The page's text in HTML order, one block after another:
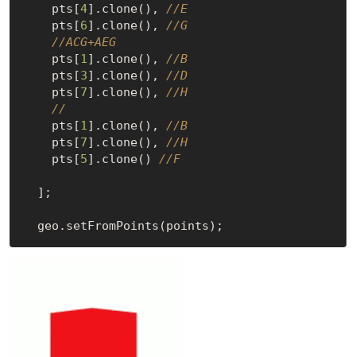
    pts[
4].clone(), //E
    pts[
6].clone(), //G
//ACG+AEG
    pts[
1].clone(), //B
    pts[
3].clone(), //D
    pts[
7].clone(), //H
//
    pts[
1].clone(), //B
    pts[
7].clone(), //H
    pts[
5].clone() //F